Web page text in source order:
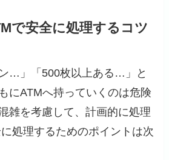
で安全に処理するコツ
ン…」「500枚以上ある…」と
にATMへ持っていくのは危険
雑を考慮して、計画的に処理
処理するためのポイントは次